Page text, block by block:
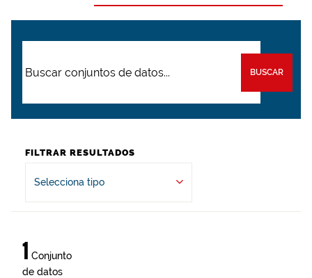
BUSCAR
FILTRAR RESULTADOS
Selecciona tipo
1 Conjunto
de datos